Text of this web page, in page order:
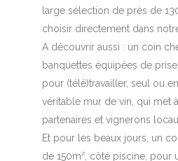
large sélection de près de
choisir directement dans
A découvrir aussi : un coin
banquettes équipées de
pour (télé)travailler, seul ou
véritable mur de vin, qui met
partenaires et vignerons
Et pour les beaux jours, un
de 150m², côté piscine, pour